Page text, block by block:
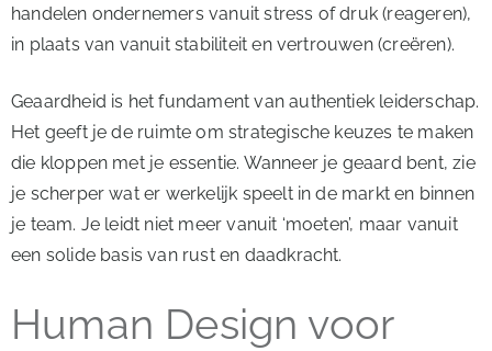
handelen ondernemers vanuit stress of druk (reageren),
in plaats van vanuit stabiliteit en vertrouwen (creëren).
Geaardheid is het fundament van authentiek leiderschap.
Het geeft je de ruimte om strategische keuzes te maken
die kloppen met je essentie. Wanneer je geaard bent, zie
je scherper wat er werkelijk speelt in de markt en binnen
je team. Je leidt niet meer vanuit ‘moeten’, maar vanuit
een solide basis van rust en daadkracht.
Human Design voor